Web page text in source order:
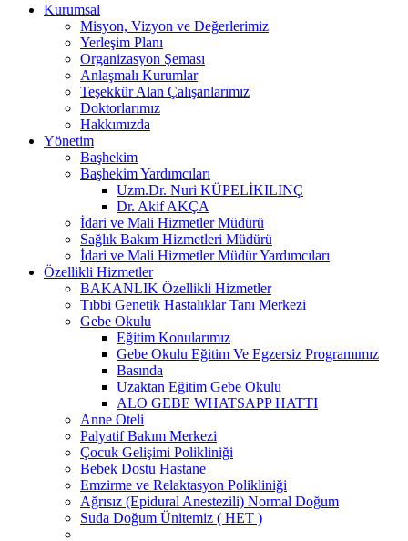
Kurumsal
Misyon, Vizyon ve Değerlerimiz
Yerleşim Planı
Organizasyon Şeması
Anlaşmalı Kurumlar
Teşekkür Alan Çalışanlarımız
Doktorlarımız
Hakkımızda
Yönetim
Başhekim
Başhekim Yardımcıları
Uzm.Dr. Nuri KÜPELİKILINÇ
Dr. Akif AKÇA
İdari ve Mali Hizmetler Müdürü
Sağlık Bakım Hizmetleri Müdürü
İdari ve Mali Hizmetler Müdür Yardımcıları
Özellikli Hizmetler
BAKANLIK Özellikli Hizmetler
Tıbbi Genetik Hastalıklar Tanı Merkezi
Gebe Okulu
Eğitim Konularımız
Gebe Okulu Eğitim Ve Egzersiz Programımız
Basında
Uzaktan Eğitim Gebe Okulu
ALO GEBE WHATSAPP HATTI
Anne Oteli
Palyatif Bakım Merkezi
Çocuk Gelişimi Polikliniği
Bebek Dostu Hastane
Emzirme ve Relaktasyon Polikliniği
Ağrısız (Epidural Anestezili) Normal Doğum
Suda Doğum Ünitemiz ( HET )